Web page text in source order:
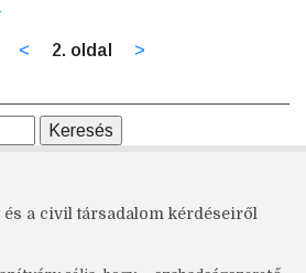
Előző
< 2. oldal
Következő
>
és a civil társadalom kérdéseiről